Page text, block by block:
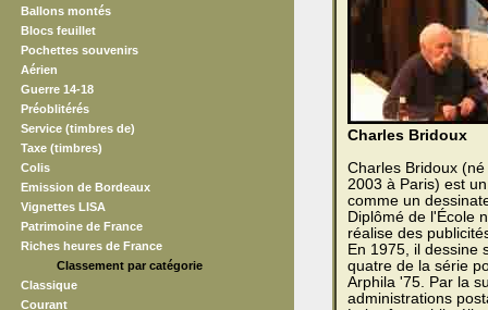
Ballons montés
Blocs feuillet
Pochettes souvenirs
Aérien
Guerre 14-18
Préoblitérés
Service (timbres de)
Taxe (timbres)
Colis
Emission de Bordeaux
Vignettes LISA
Patrimoine de France
Riches heures de France
Classement par catégorie
Classique
Courant
Charles Bridoux
Charles Bridoux
2003 à Paris) est
comme un
Diplômé de l'École
réalise des
En 1975, il dessine
quatre de la série
Arphila '75. Par la
administrations